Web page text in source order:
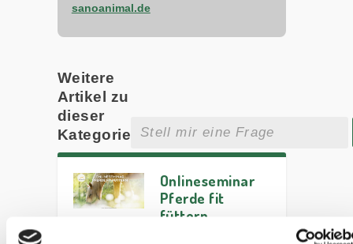
sanoanimal.de
Weitere
Artikel zu
dieser
Kategorie
Onlineseminar
Pferde fit
füttern